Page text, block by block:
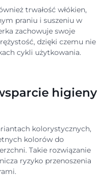
trwałość włókien,
praniu i suszeniu w
zachowuje swoje
dzięki czemu nie
cykli użytkowania.
higieny
kolorystycznych,
kolorów do
Takie rozwiązanie
ryzyko przenoszenia